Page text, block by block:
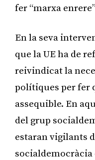
fer “marxa
En la seva
que la UE ha de
reivindicat la
polítiques per fer
assequible. En
del grup
estaran vigilants
socialdemocràcia